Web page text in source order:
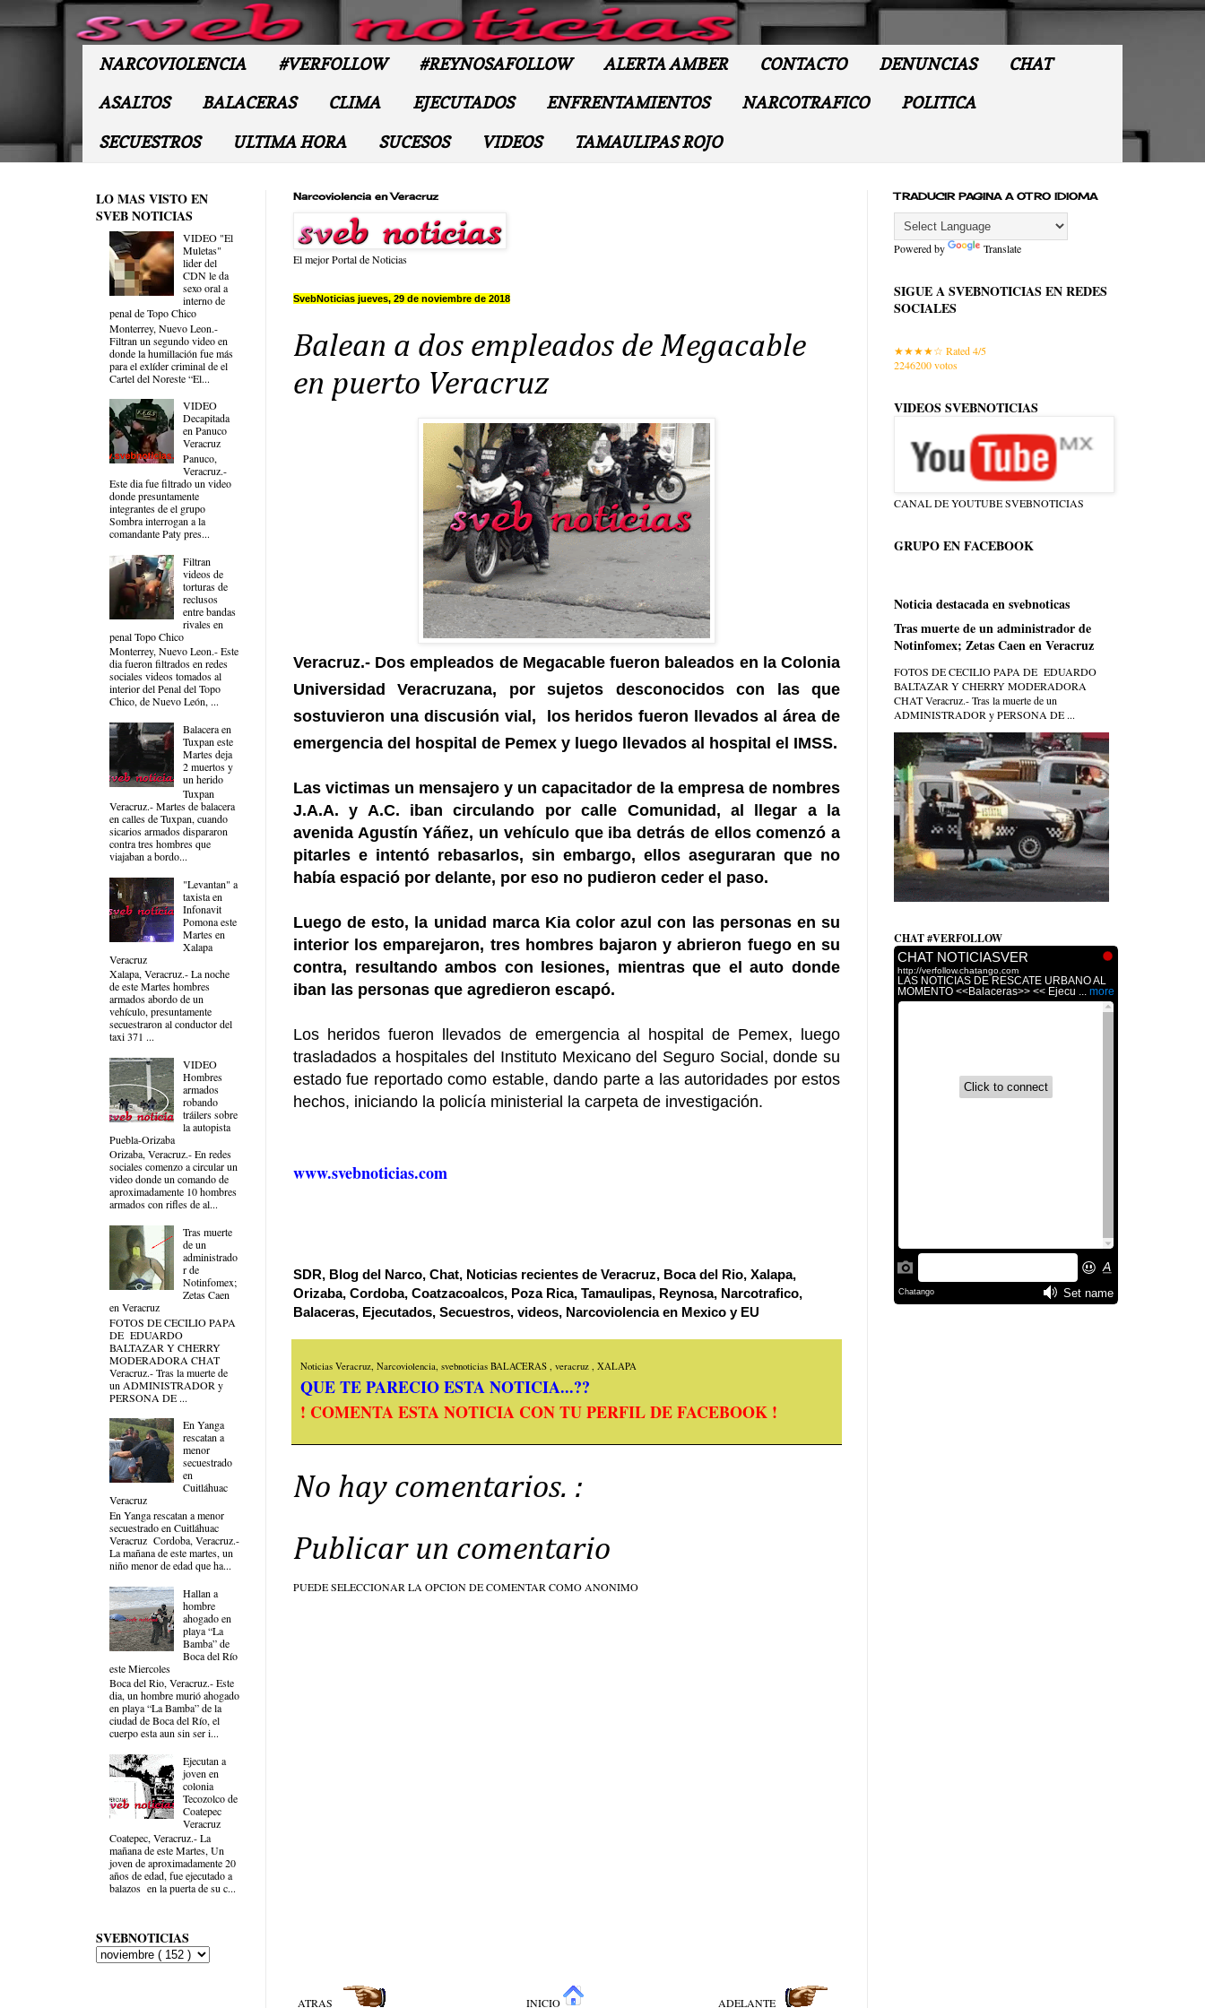
NARCOVIOLENCIA #VERFOLLOW #REYNOSAFOLLOW ALERTA AMBER CONTACTO DENUNCIAS CHAT
ASALTOS BALACERAS CLIMA EJECUTADOS ENFRENTAMIENTOS NARCOTRAFICO POLITICA
SECUESTROS ULTIMA HORA SUCESOS VIDEOS TAMAULIPAS ROJO
Narcoviolencia en Veracruz
El mejor Portal de Noticias
SvebNoticias jueves, 29 de noviembre de 2018
Balean a dos empleados de Megacable
en puerto Veracruz
Veracruz.- Dos empleados de Megacable fueron baleados en la Colonia
Universidad Veracruzana, por sujetos desconocidos con las que
sostuvieron una discusión vial, los heridos fueron llevados al área de
emergencia del hospital de Pemex y luego llevados al hospital el IMSS.
Las victimas un mensajero y un capacitador de la empresa de nombres
J.A.A. y A.C. iban circulando por calle Comunidad, al llegar a la
avenida Agustín Yáñez, un vehículo que iba detrás de ellos comenzó a
pitarles e intentó rebasarlos, sin embargo, ellos aseguraran que no
había espació por delante, por eso no pudieron ceder el paso.
Luego de esto, la unidad marca Kia color azul con las personas en su
interior los emparejaron, tres hombres bajaron y abrieron fuego en su
contra, resultando ambos con lesiones, mientras que el auto donde
iban las personas que agredieron escapó.
Los heridos fueron llevados de emergencia al hospital de Pemex, luego
trasladados a hospitales del Instituto Mexicano del Seguro Social, donde su
estado fue reportado como estable, dando parte a las autoridades por estos
hechos, iniciando la policía ministerial la carpeta de investigación.
www.svebnoticias.com
SDR, Blog del Narco, Chat, Noticias recientes de Veracruz, Boca del Rio, Xalapa,
Orizaba, Cordoba, Coatzacoalcos, Poza Rica, Tamaulipas, Reynosa, Narcotrafico,
Balaceras, Ejecutados, Secuestros, videos, Narcoviolencia en Mexico y EU
Noticias Veracruz, Narcoviolencia, svebnoticias BALACERAS , veracruz , XALAPA
QUE TE PARECIO ESTA NOTICIA...??
! COMENTA ESTA NOTICIA CON TU PERFIL DE FACEBOOK !
No hay comentarios. :
Publicar un comentario
PUEDE SELECCIONAR LA OPCION DE COMENTAR COMO ANONIMO
ATRAS ADELANTE
INICIO
LO MAS VISTO EN
SVEB NOTICIAS
VIDEO "El
Muletas"
lider del
CDN le da
sexo oral a
interno de
penal de Topo Chico
Monterrey, Nuevo Leon.-
Filtran un segundo video en
donde la humillación fue más
para el exlíder criminal de el
Cartel del Noreste “El...
VIDEO
Decapitada
en Panuco
Veracruz
Panuco,
Veracruz.-
Este dia fue filtrado un video
donde presuntamente
integrantes de el grupo
Sombra interrogan a la
comandante Paty pres...
Filtran
videos de
torturas de
reclusos
entre bandas
rivales en
penal Topo Chico
Monterrey, Nuevo Leon.- Este
dia fueron filtrados en redes
sociales videos tomados al
interior del Penal del Topo
Chico, de Nuevo León, ...
Balacera en
Tuxpan este
Martes deja
2 muertos y
un herido
Tuxpan
Veracruz.- Martes de balacera
en calles de Tuxpan, cuando
sicarios armados dispararon
contra tres hombres que
viajaban a bordo...
"Levantan" a
taxista en
Infonavit
Pomona este
Martes en
Xalapa
Veracruz
Xalapa, Veracruz.- La noche
de este Martes hombres
armados abordo de un
vehículo, presuntamente
secuestraron al conductor del
taxi 371 ...
VIDEO
Hombres
armados
robando
tráilers sobre
la autopista
Puebla-Orizaba
Orizaba, Veracruz.- En redes
sociales comenzo a circular un
video donde un comando de
aproximadamente 10 hombres
armados con rifles de al...
Tras muerte
de un
administrado
r de
Notinfomex;
Zetas Caen
en Veracruz
FOTOS DE CECILIO PAPA
DE EDUARDO
BALTAZAR Y CHERRY
MODERADORA CHAT
Veracruz.- Tras la muerte de
un ADMINISTRADOR y
PERSONA DE ...
En Yanga
rescatan a
menor
secuestrado
en
Cuitláhuac
Veracruz
En Yanga rescatan a menor
secuestrado en Cuitláhuac
Veracruz Cordoba, Veracruz.-
La mañana de este martes, un
niño menor de edad que ha...
Hallan a
hombre
ahogado en
playa “La
Bamba” de
Boca del Río
este Miercoles
Boca del Rio, Veracruz.- Este
dia, un hombre murió ahogado
en playa “La Bamba” de la
ciudad de Boca del Río, el
cuerpo esta aun sin ser i...
Ejecutan a
joven en
colonia
Tecozolco de
Coatepec
Veracruz
Coatepec, Veracruz.- La
mañana de este Martes, Un
joven de aproximadamente 20
años de edad, fue ejecutado a
balazos en la puerta de su c...
SVEBNOTICIAS
TRADUCIR PAGINA A OTRO IDIOMA
Powered by Translate
SIGUE A SVEBNOTICIAS EN REDES
SOCIALES
Rated 4/5
2246200votos
VIDEOS SVEBNOTICIAS
CANAL DE YOUTUBE SVEBNOTICIAS
GRUPO EN FACEBOOK
Noticia destacada en svebnoticas
Tras muerte de un administrador de
Notinfomex; Zetas Caen en Veracruz
FOTOS DE CECILIO PAPA DE EDUARDO
BALTAZAR Y CHERRY MODERADORA
CHAT Veracruz.- Tras la muerte de un
ADMINISTRADOR y PERSONA DE ...
CHAT #VERFOLLOW